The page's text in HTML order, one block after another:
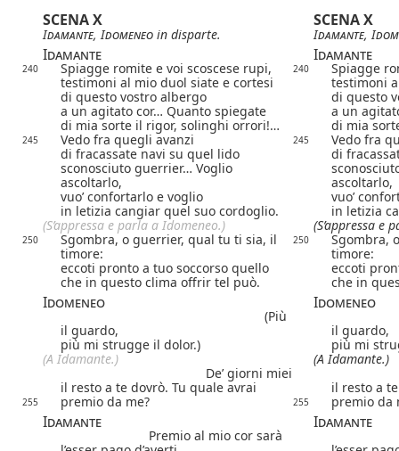
SCENA X SCENA X
Idamante, Idomeneo in disparte. Idamante,
Idamante Idamante
240 Spiagge romite e voi scoscese rupi, 240
Spiagge
testimoni al mio duol siate e cortesi
testimoni
di questo vostro albergo
di questo
a un agitato cor… Quanto spiegate
a un
di mia sorte il rigor, solinghi orrori!…
di mia
245 Vedo fra quegli avanzi 245
Vedo fra
di fracassate navi su quel lido
di
sconosciuto guerrier… Voglio
ascoltarlo,
ascoltarlo,
vuo’ confortarlo e voglio
vuo’
in letizia cangiar quel suo cordoglio.
in letizia
(S’appressa e parla a Idomeneo.)
(S’appressa e
250
Sgombra, o guerrier, qual tu ti sia, il
timore:
250
Sgombra,
timore:
eccoti pronto a tuo soccorso quello
eccoti
che in questo clima offrir tel può.
che in
Idomeneo Idomeneo
(Più
il guardo,
il guardo,
più mi strugge il dolor.)
più mi
(A Idamante.)
(A Idamante.)
De’ giorni miei
il resto a te dovrò. Tu quale avrai
il resto a
255 premio da me? 255 premio da
Idamante Idamante
Premio al mio cor sarà